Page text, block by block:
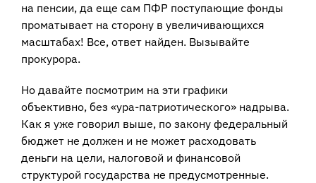
на пенсии, да еще сам ПФР поступающие фонды
проматывает на сторону в увеличивающихся
масштабах! Все, ответ найден. Вызывайте
прокурора.
Но давайте посмотрим на эти графики
объективно, без «ура-патриотического» надрыва.
Как я уже говорил выше, по закону федеральный
бюджет не должен и не может расходовать
деньги на цели, налоговой и финансовой
структурой государства не предусмотренные.